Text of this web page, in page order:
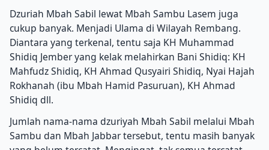
Dzuriah Mbah Sabil lewat Mbah Sambu Lasem juga
cukup banyak. Menjadi Ulama di Wilayah Rembang.
Diantara yang terkenal, tentu saja KH Muhammad
Shidiq Jember yang kelak melahirkan Bani Shidiq: KH
Mahfudz Shidiq, KH Ahmad Qusyairi Shidiq, Nyai Hajah
Rokhanah (ibu Mbah Hamid Pasuruan), KH Ahmad
Shidiq dll.
Jumlah nama-nama dzuriyah Mbah Sabil melalui Mbah
Sambu dan Mbah Jabbar tersebut, tentu masih banyak